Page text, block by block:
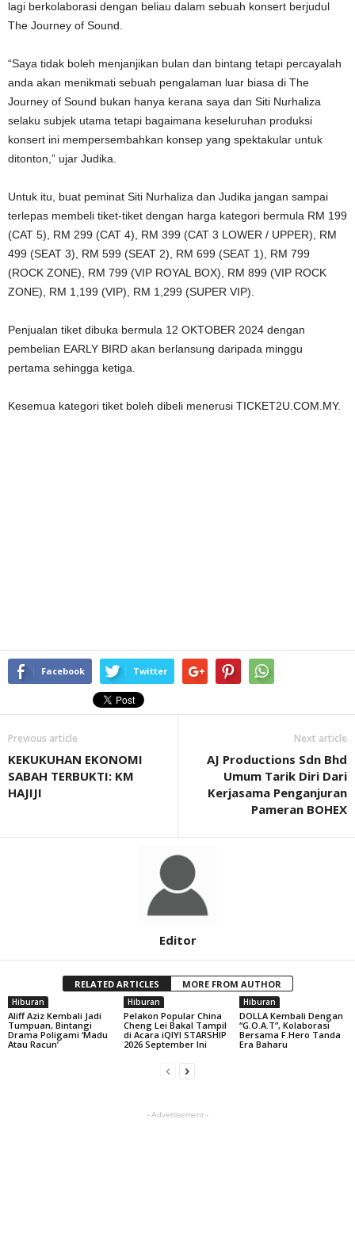
lagi berkolaborasi dengan beliau dalam sebuah konsert berjudul
The Journey of Sound.
“Saya tidak boleh menjanjikan bulan dan bintang tetapi percayalah
anda akan menikmati sebuah pengalaman luar biasa di The
Journey of Sound bukan hanya kerana saya dan Siti Nurhaliza
selaku subjek utama tetapi bagaimana keseluruhan produksi
konsert ini mempersembahkan konsep yang spektakular untuk
ditonton,” ujar Judika.
Untuk itu, buat peminat Siti Nurhaliza dan Judika jangan sampai
terlepas membeli tiket-tiket dengan harga kategori bermula RM 199
(CAT 5), RM 299 (CAT 4), RM 399 (CAT 3 LOWER / UPPER), RM
499 (SEAT 3), RM 599 (SEAT 2), RM 699 (SEAT 1), RM 799
(ROCK ZONE), RM 799 (VIP ROYAL BOX), RM 899 (VIP ROCK
ZONE), RM 1,199 (VIP), RM 1,299 (SUPER VIP).
Penjualan tiket dibuka bermula 12 OKTOBER 2024 dengan
pembelian EARLY BIRD akan berlansung daripada minggu
pertama sehingga ketiga.
Kesemua kategori tiket boleh dibeli menerusi TICKET2U.COM.MY.
Facebook Twitter
Previous article
KEKUKUHAN EKONOMI
SABAH TERBUKTI: KM
HAJIJI
Next article
AJ Productions Sdn Bhd
Umum Tarik Diri Dari
Kerjasama Penganjuran
Pameran BOHEX
Editor
RELATED ARTICLES MORE FROM AUTHOR
Hiburan
Aliff Aziz Kembali Jadi
Tumpuan, Bintangi
Drama Poligami ‘Madu
Atau Racun’
Hiburan
Pelakon Popular China
Cheng Lei Bakal Tampil
di Acara iQIYI STARSHIP
2026 September Ini
Hiburan
DOLLA Kembali Dengan
“G.O.A.T”, Kolaborasi
Bersama F.Hero Tanda
Era Baharu
- Advertisement -